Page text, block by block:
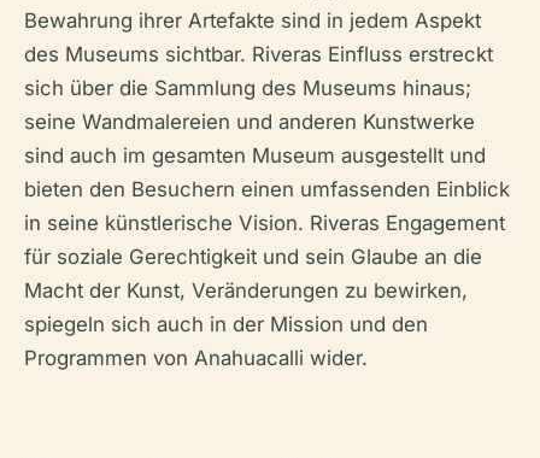
Bewahrung ihrer Artefakte sind in jedem Aspekt
des Museums sichtbar. Riveras Einfluss erstreckt
sich über die Sammlung des Museums hinaus;
seine Wandmalereien und anderen Kunstwerke
sind auch im gesamten Museum ausgestellt und
bieten den Besuchern einen umfassenden Einblick
in seine künstlerische Vision. Riveras Engagement
für soziale Gerechtigkeit und sein Glaube an die
Macht der Kunst, Veränderungen zu bewirken,
spiegeln sich auch in der Mission und den
Programmen von Anahuacalli wider.